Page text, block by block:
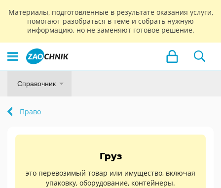
Материалы, подготовленные в результате оказания услуги,
помогают разобраться в теме и собрать нужную
информацию, но не заменяют готовое решение.
Справочник
Право
Груз
это перевозимый товар или имущество, включая
упаковку, оборудование, контейнеры.